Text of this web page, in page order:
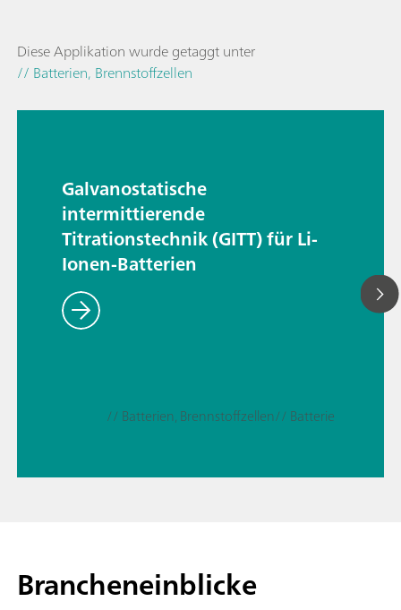
Diese Applikation wurde getaggt unter
// Batterien, Brennstoffzellen
Galvanostatische
intermittierende
Titrationstechnik (GITT) für Li-
Ionen-Batterien
// Batterien, Brennstoffzellen// Batterie
Brancheneinblicke